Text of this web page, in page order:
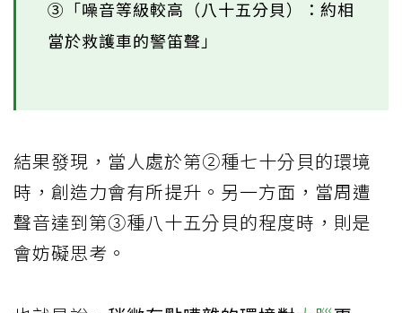
③「噪音等級較高（八十五分貝）：約相
當於救護車的警笛聲」
結果發現，當人處於第②種七十分貝的環境
時，創造力會有所提升。另一方面，當周遭
聲音達到第③種八十五分貝的程度時，則是
會妨礙思考。